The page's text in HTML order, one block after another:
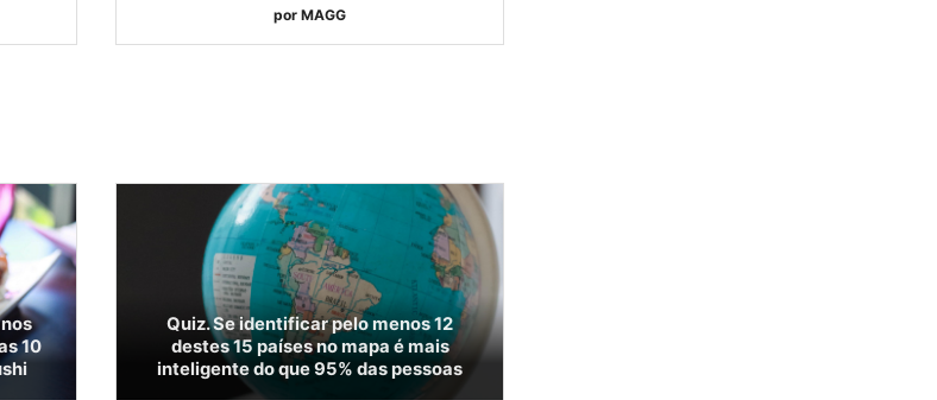
por MAGG
10
Quiz. Se identificar pelo menos 12
destes 15 países no mapa é mais
inteligente do que 95% das pessoas